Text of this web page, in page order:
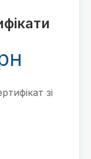
зі